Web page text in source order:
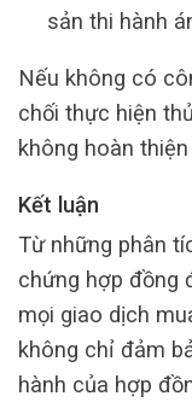
sản thi hành
Nếu không có
chối thực hiện
không hoàn
Kết luận
Từ những phân
chứng hợp đồng
mọi giao dịch
không chỉ đảm
hành của hợp